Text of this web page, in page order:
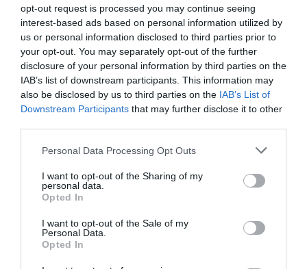
opt-out request is processed you may continue seeing
interest-based ads based on personal information utilized by
us or personal information disclosed to third parties prior to
your opt-out. You may separately opt-out of the further
disclosure of your personal information by third parties on the
IAB’s list of downstream participants. This information may
also be disclosed by us to third parties on the IAB’s List of
Downstream Participants that may further disclose it to other
Personal Data Processing Opt Outs
I want to opt-out of the Sharing of my
personal data.
Opted In
I want to opt-out of the Sale of my
Personal Data.
Opted In
Πηγή ΑΠΕ-ΜΠΕ
Ακολουθήστε το Culturenow.gr στοGoogle Newsκαι
μάθετε πρώτοι όλες τις ειδήσεις
Δείτε όλα τατελευταία νέαγια την Τέχνη και τον
Πολιτισμό στοCulturenow.gr
Newsletter
Κάθε βδομάδα στο e-mail σας τα τελευταία νέα για